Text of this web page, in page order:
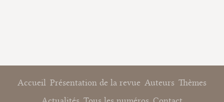
Accueil Présentation de la revue Auteurs Thèmes